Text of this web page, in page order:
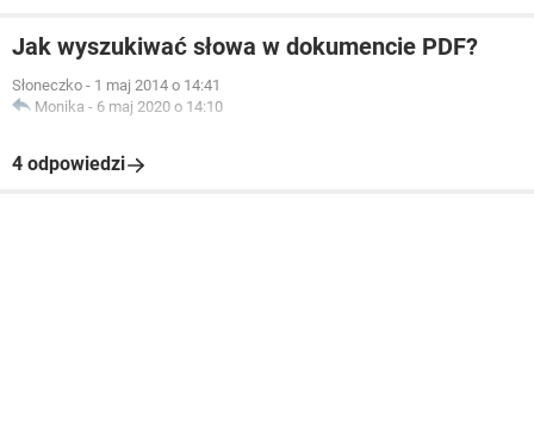
Jak wyszukiwać słowa w dokumencie PDF?
Słoneczko - 1 maj 2014 o 14:41
Monika - 6 maj 2020 o 14:10
4 odpowiedzi